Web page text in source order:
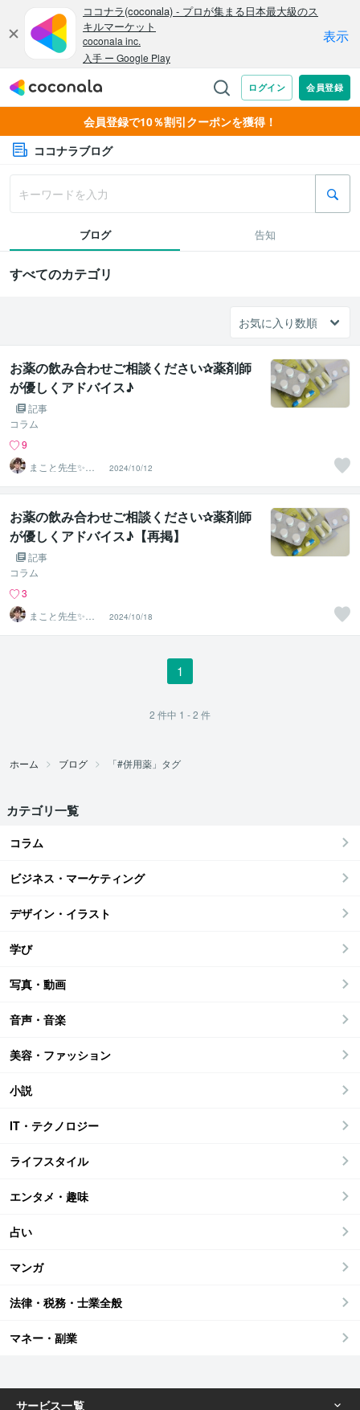
会員登録で10％割引クーポンを獲得！
ココナラブログ
ブログ 告知
すべてのカテゴリ
お薬の飲み合わせご相談ください✰薬剤師
が優しくアドバイス♪
記事
コラム
9
まこと先生✨未
来を照らすお悩
み相談室
2024/10/12
お薬の飲み合わせご相談ください✰薬剤師
が優しくアドバイス♪【再掲】
記事
コラム
3
まこと先生✨未
来を照らすお悩
み相談室
2024/10/18
1
2 件中 1 - 2 件
ホーム ブログ 「#併用薬」タグ
カテゴリ一覧
コラム
ビジネス・マーケティング
デザイン・イラスト
学び
写真・動画
音声・音楽
美容・ファッション
小説
IT・テクノロジー
ライフスタイル
エンタメ・趣味
占い
マンガ
法律・税務・士業全般
マネー・副業